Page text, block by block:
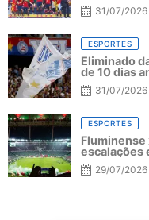
31/07/2026
ESPORTES
Eliminado
de 10 dias
31/07/2026
ESPORTES
Fluminense
escalações
29/07/2026